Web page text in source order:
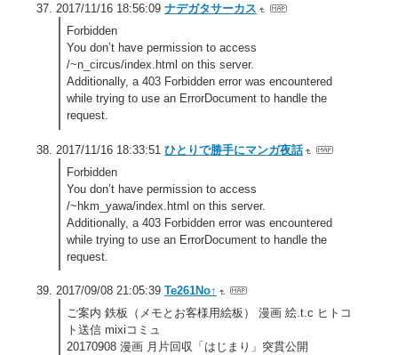
2017/11/16 18:56:09 ナデガタサーカス
Forbidden
You don’t have permission to access
/~n_circus/index.html on this server.
Additionally, a 403 Forbidden error was encountered
while trying to use an ErrorDocument to handle the
request.
2017/11/16 18:33:51 ひとりで勝手にマンガ夜話
Forbidden
You don’t have permission to access
/~hkm_yawa/index.html on this server.
Additionally, a 403 Forbidden error was encountered
while trying to use an ErrorDocument to handle the
request.
2017/09/08 21:05:39 Te261No↑
ご案内 鉄板（メモとお客様用絵板） 漫画 絵.t.c ヒトコ
ト送信 mixiコミュ
20170908 漫画 月片回収「はじまり」突貫公開